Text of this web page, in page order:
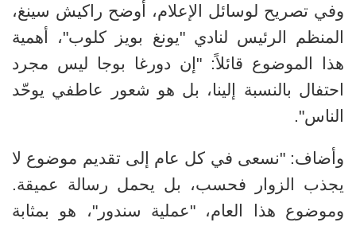
وفي تصريح لوسائل الإعلام، أوضح راكيش سينغ،
المنظم الرئيس لنادي "يونغ بويز كلوب"، أهمية
هذا الموضوع قائلاً: "إن دورغا بوجا ليس مجرد
احتفال بالنسبة إلينا، بل هو شعور عاطفي يوحّد
الناس."
وأضاف: "نسعى في كل عام إلى تقديم موضوع لا
يجذب الزوار فحسب، بل يحمل رسالة عميقة.
وموضوع هذا العام، "عملية سندور"، هو بمثابة